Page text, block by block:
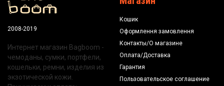
2008-2019
Интернет магазин Bagboom -
чемоданы, сумки, портфели,
кошельки, ремни, изделия из
экзотической кожи.
Кошик
Оформлення замовлення
Контакты/О магазине
Оплата/Доставка
Гарантия
Пользовательское соглашение